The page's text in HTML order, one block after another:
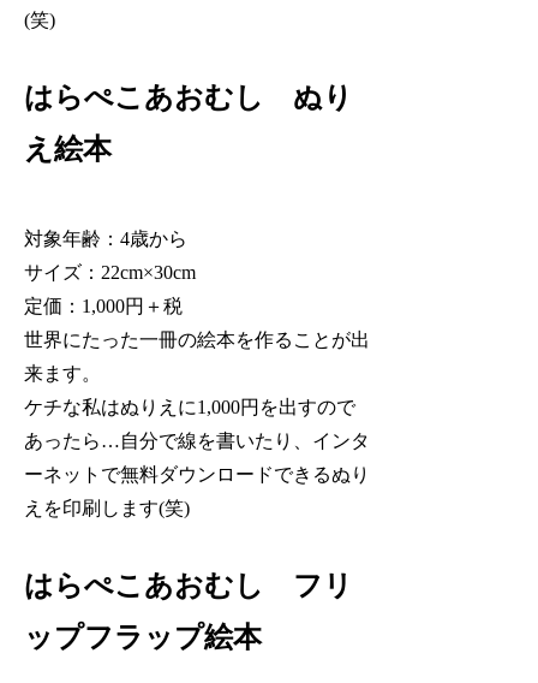
(笑)
はらぺこあおむし ぬり
え絵本
対象年齢：4歳から
サイズ：22cm×30cm
定価：1,000円＋税
世界にたった一冊の絵本を作ることが出
来ます。
ケチな私はぬりえに1,000円を出すので
あったら…自分で線を書いたり、インタ
ーネットで無料ダウンロードできるぬり
えを印刷します(笑)
はらぺこあおむし フリ
ップフラップ絵本